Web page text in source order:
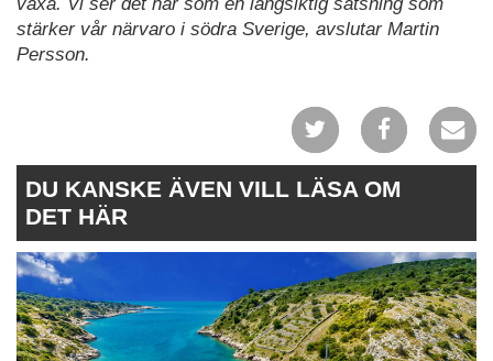
växa. Vi ser det här som en långsiktig satsning som
stärker vår närvaro i södra Sverige, avslutar Martin
Persson.
DU KANSKE ÄVEN VILL LÄSA OM
DET HÄR